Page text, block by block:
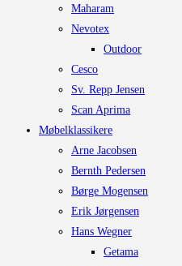
Maharam
Nevotex
Outdoor
Cesco
Sv. Repp Jensen
Scan Aprima
Møbelklassikere
Arne Jacobsen
Bernth Pedersen
Børge Mogensen
Erik Jørgensen
Hans Wegner
Getama